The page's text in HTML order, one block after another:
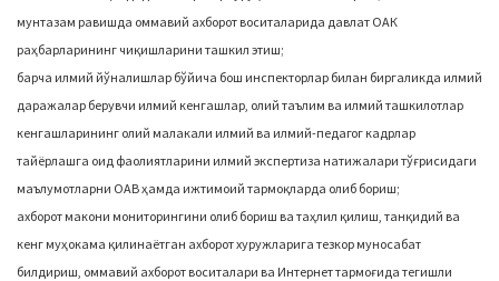
мунтазам равишда оммавий ахборот воситаларида давлат ОАК
раҳбарларининг чиқишларини ташкил этиш;
барча илмий йўналишлар бўйича бош инспекторлар билан биргаликда илмий
даражалар берувчи илмий кенгашлар, олий таълим ва илмий ташкилотлар
кенгашларининг олий малакали илмий ва илмий-педагог кадрлар
тайёрлашга оид фаолиятларини илмий экспертиза натижалари тўғрисидаги
маълумотларни ОАВ ҳамда ижтимоий тармоқларда олиб бориш;
ахборот макони мониторингини олиб бориш ва таҳлил қилиш, танқидий ва
кенг муҳокама қилинаётган ахборот хуружларига тезкор муносабат
билдириш, оммавий ахборот воситалари ва Интернет тармоғида тегишли